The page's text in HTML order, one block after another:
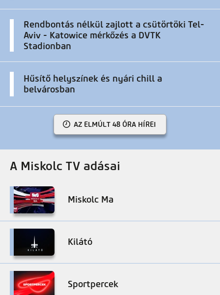
Rendbontás nélkül zajlott a csütörtöki Tel-
Aviv - Katowice mérkőzés a DVTK
Stadionban
Hűsítő helyszínek és nyári chill a
belvárosban
AZ ELMÚLT 48 ÓRA HÍREI
A Miskolc TV adásai
Miskolc Ma
Kilátó
Sportpercek